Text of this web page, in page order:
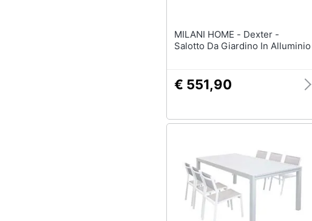
MILANI HOME - Dexter -
Salotto Da Giardino In Alluminio
€ 551,90